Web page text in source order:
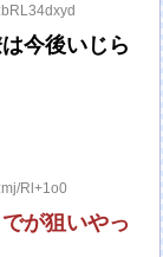
今後いじら
Rl+1o0
が狙いやっ